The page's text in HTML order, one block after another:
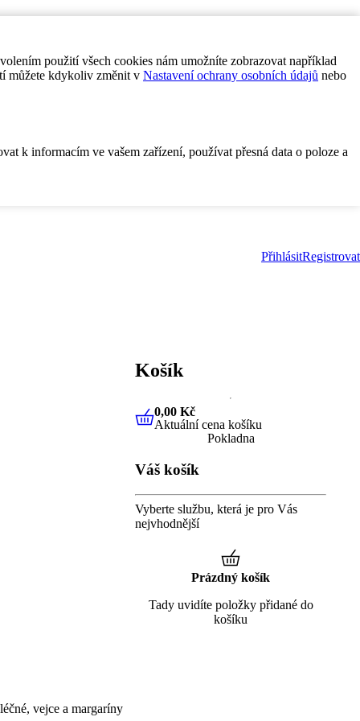
použití všech cookies nám umožníte zobrazovat například
můžete kdykoliv změnit v Nastavení ochrany osobních údajů nebo
k informacím ve vašem zařízení, používat přesná data o poloze a
PřihlásitRegistrovat
vejce a margaríny
Košík
0,00 KčAktuální cena košíku
0,00 Kč
Aktuální cena košíku
Pokladna
Váš košík
Vyberte službu, která je pro Vás
nejvhodnější
Prázdný košík
Tady uvidíte položky přidané do
košíku